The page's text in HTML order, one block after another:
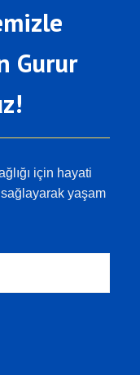
Gurur
için hayati
sağlayarak yaşam